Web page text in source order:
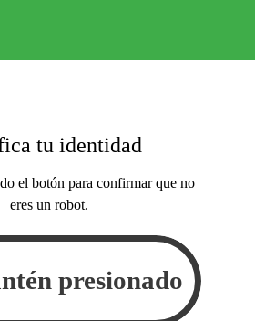
tu identidad
el botón para confirmar que no
eres un robot.